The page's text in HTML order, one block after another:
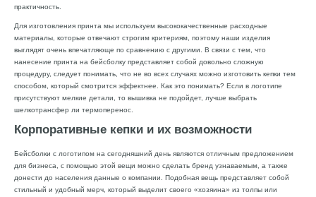
практичность.
Для изготовления принта мы используем высококачественные расходные
материалы, которые отвечают строгим критериям, поэтому наши изделия
выглядят очень впечатляюще по сравнению с другими. В связи с тем, что
нанесение принта на бейсболку представляет собой довольно сложную
процедуру, следует понимать, что не во всех случаях можно изготовить кепки тем
способом, который смотрится эффектнее. Как это понимать? Если в логотипе
присутствуют мелкие детали, то вышивка не подойдет, лучше выбрать
шелкотрансфер ли термоперенос.
Корпоративные кепки и их возможности
Бейсболки с логотипом на сегодняшний день являются отличным предложением
для бизнеса, с помощью этой вещи можно сделать бренд узнаваемым, а также
донести до населения данные о компании. Подобная вещь представляет собой
стильный и удобный мерч, который выделит своего «хозяина» из толпы или